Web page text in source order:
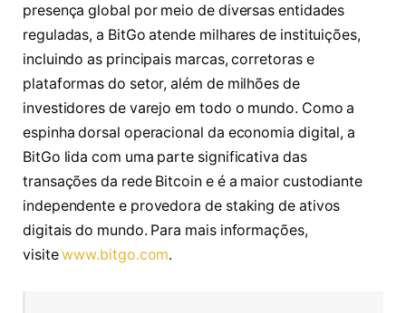
presença global por meio de diversas entidades
reguladas, a BitGo atende milhares de instituições,
incluindo as principais marcas, corretoras e
plataformas do setor, além de milhões de
investidores de varejo em todo o mundo. Como a
espinha dorsal operacional da economia digital, a
BitGo lida com uma parte significativa das
transações da rede Bitcoin e é a maior custodiante
independente e provedora de staking de ativos
digitais do mundo. Para mais informações,
visitewww.bitgo.com.